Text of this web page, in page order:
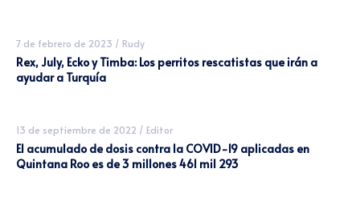
7 de febrero de 2023 / Rudy
Rex, July, Ecko y Timba: Los perritos rescatistas que irán a
ayudar a Turquía
13 de septiembre de 2022 / Editor
El acumulado de dosis contra la COVID-19 aplicadas en
Quintana Roo es de 3 millones 461 mil 293